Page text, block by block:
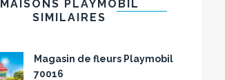
MAISONS PLAYMOBIL
SIMILAIRES
Magasin de fleurs Playmobil
70016